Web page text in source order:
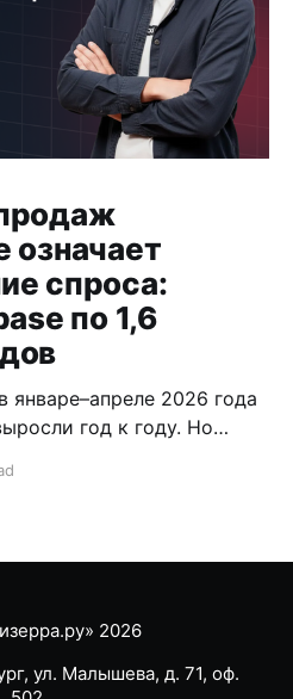
означает
спроса:
по 1,6
2026 года
год к году. Но
2026
ул. Малышева, д. 71, оф.